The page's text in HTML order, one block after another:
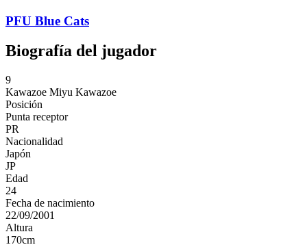
PFU Blue Cats
Biografía del jugador
9
Kawazoe Miyu Kawazoe
Posición
Punta receptor
PR
Nacionalidad
Japón
JP
Edad
24
Fecha de nacimiento
22/09/2001
Altura
170cm